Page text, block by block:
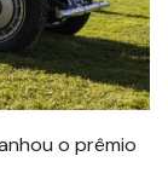
o prêmio